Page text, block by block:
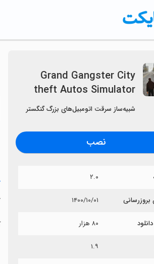
Grand Gangster City
theft Autos Simulator
شبیه‌ساز سرقت اتومبیل‌های بزرگ گنگستر
نصب
۲.۰
بروزرسانی ۱۴۰۰/۱۰/۰۱
۸۰ هزار
۱.۹